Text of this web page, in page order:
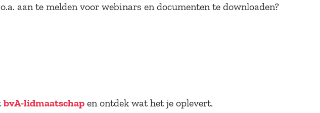
aan te melden voor webinars en documenten te downloaden?
bvA-lidmaatschap en ontdek wat het je oplevert.